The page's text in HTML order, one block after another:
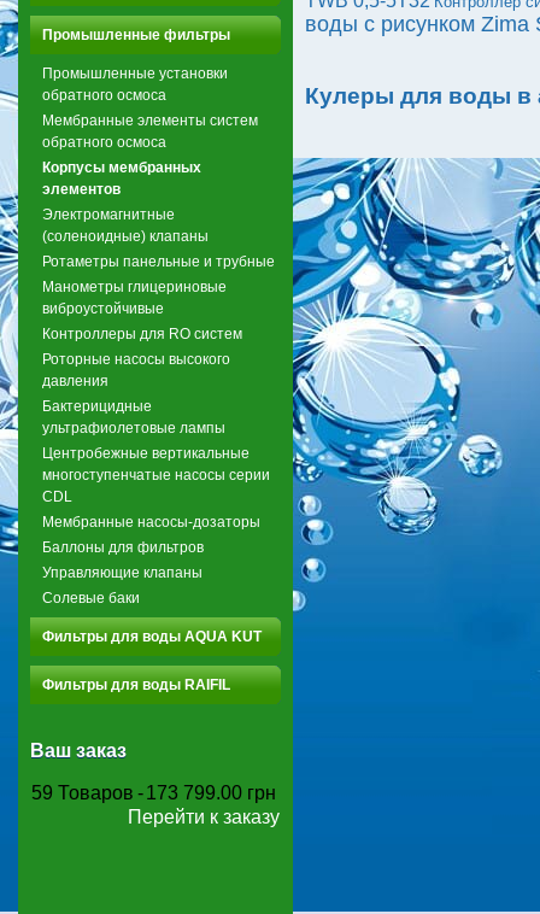
Промышленные фильтры
Промышленные установки
обратного осмоса
Мембранные элементы систем
обратного осмоса
Корпусы мембранных
элементов
Электромагнитные
(соленоидные) клапаны
Ротаметры панельные и трубные
Манометры глицериновые
виброустойчивые
Контроллеры для RO систем
Роторные насосы высокого
давления
Бактерицидные
ультрафиолетовые лампы
Центробежные вертикальные
многоступенчатые насосы серии
CDL
Мембранные насосы-дозаторы
Баллоны для фильтров
Управляющие клапаны
Солевые баки
Фильтры для воды AQUA KUT
Фильтры для воды RAIFIL
Ваш заказ
59 Товаров -173 799.00 грн
Перейти к заказу
воды с рисунком Zima
Кулеры для воды в